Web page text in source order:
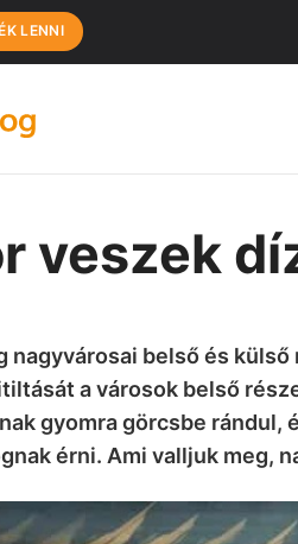
LENNI
veszek
nagyvárosai belső és
a városok belső
gyomra görcsbe rándul,
érni. Ami valljuk meg,